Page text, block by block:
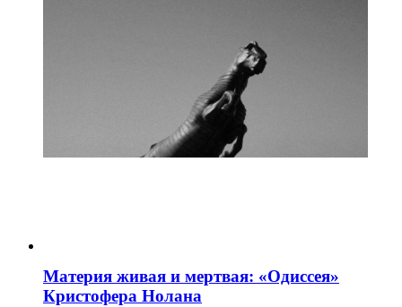
Материя живая и мертвая: «Одиссея»
Кристофера Нолана